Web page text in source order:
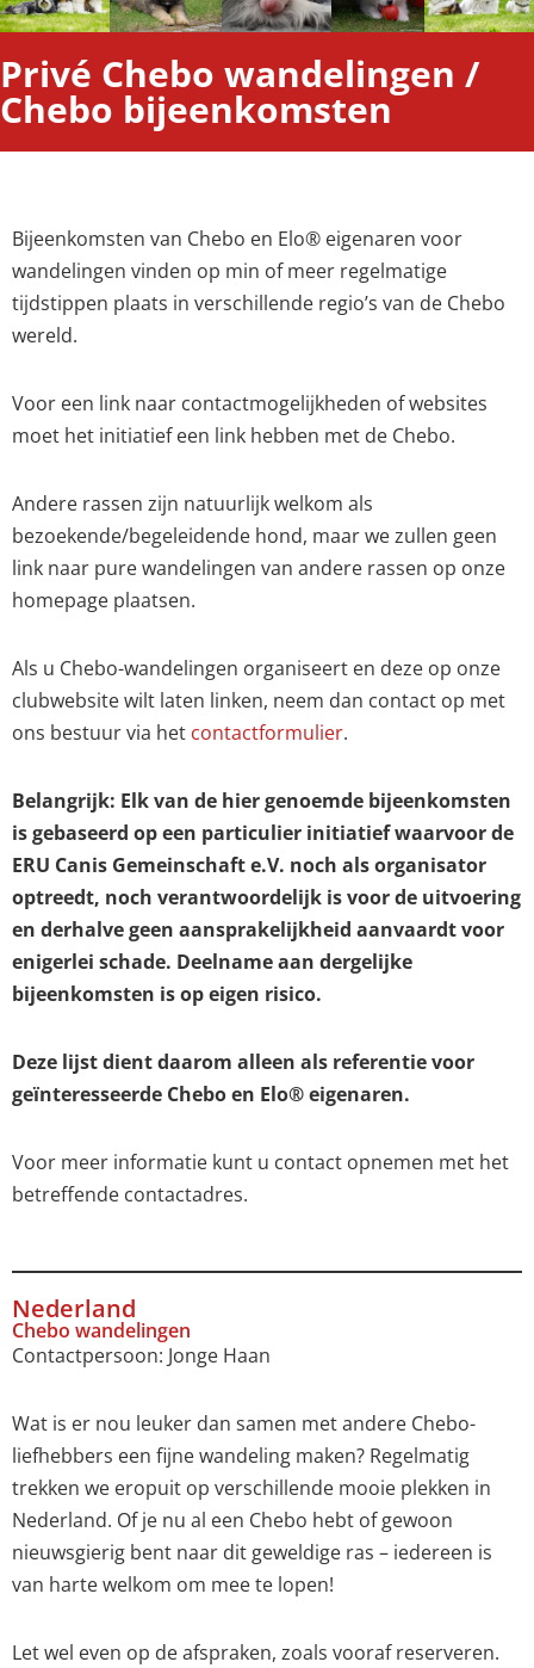
Privé Chebo wandelingen /
Chebo bijeenkomsten
Bijeenkomsten van Chebo en Elo® eigenaren voor
wandelingen vinden op min of meer regelmatige
tijdstippen plaats in verschillende regio’s van de Chebo
wereld.
Voor een link naar contactmogelijkheden of websites
moet het initiatief een link hebben met de Chebo.
Andere rassen zijn natuurlijk welkom als
bezoekende/begeleidende hond, maar we zullen geen
link naar pure wandelingen van andere rassen op onze
homepage plaatsen.
Als u Chebo-wandelingen organiseert en deze op onze
clubwebsite wilt laten linken, neem dan contact op met
ons bestuur via het contactformulier.
Belangrijk: Elk van de hier genoemde bijeenkomsten
is gebaseerd op een particulier initiatief waarvoor de
ERU Canis Gemeinschaft e.V. noch als organisator
optreedt, noch verantwoordelijk is voor de uitvoering
en derhalve geen aansprakelijkheid aanvaardt voor
enigerlei schade. Deelname aan dergelijke
bijeenkomsten is op eigen risico.
Deze lijst dient daarom alleen als referentie voor
geïnteresseerde Chebo en Elo® eigenaren.
Voor meer informatie kunt u contact opnemen met het
betreffende contactadres.
Nederland
Chebo wandelingen
Contactpersoon: Jonge Haan
Wat is er nou leuker dan samen met andere Chebo-
liefhebbers een fijne wandeling maken? Regelmatig
trekken we eropuit op verschillende mooie plekken in
Nederland. Of je nu al een Chebo hebt of gewoon
nieuwsgierig bent naar dit geweldige ras – iedereen is
van harte welkom om mee te lopen!
Let wel even op de afspraken, zoals vooraf reserveren.